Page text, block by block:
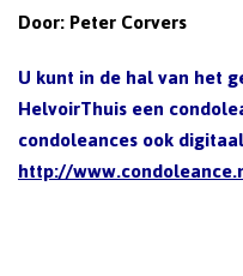
Door: Peter Corvers
U kunt in de hal van het
HelvoirThuis een
condoleances ook
http://